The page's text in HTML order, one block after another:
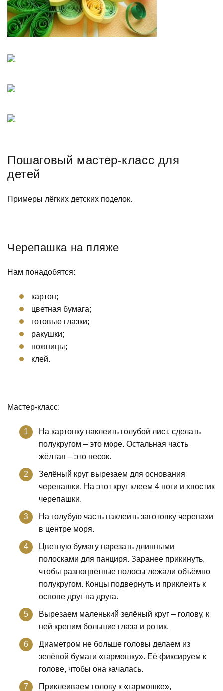
Пошаговый мастер-класс для
детей
Примеры лёгких детских поделок.
Черепашка на пляже
Нам понадобятся:
картон;
цветная бумага;
готовые глазки;
ракушки;
ножницы;
клей.
Мастер-класс:
На картонку наклеить голубой лист, сделать
полукругом – это море. Остальная часть
жёлтая – это песок.
Зелёный круг вырезаем для основания
черепашки. На этот круг клеем 4 ноги и хвостик
черепашки.
На голубую часть наклеить заготовку черепахи
в центре моря.
Цветную бумагу нарезать длинными
полосками для панциря. Заранее прикинуть,
чтобы разноцветные полосы лежали объёмно
полукругом. Концы подвернуть и приклеить к
основе друг на друга.
Вырезаем маленький зелёный круг – голову, к
ней крепим большие глаза и ротик.
Диаметром не больше головы делаем из
зелёной бумаги «гармошку». Её фиксируем к
голове, чтобы она качалась.
Приклеиваем голову к «гармошке»,